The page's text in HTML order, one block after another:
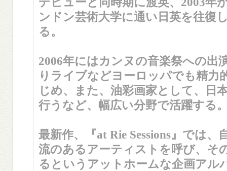
ンドン芸術大学に通い日英を往復
る。
2006年にはカンヌの音楽祭への出
りライブなどヨーロッパでも精力
じめ、また、油彩画家として、日
行うなど、幅広い分野で活躍する
最新作、『at Rie Sessions』では
流のあるアーティストを呼び、そ
るというアットホームな企画アル